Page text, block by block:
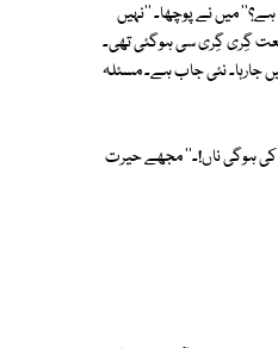
ہے؟'' میں نے پوچھا۔ ''نہیں
گِری گِری سی ہوگئی تھی۔
جارہا۔ نئی جاب ہے۔ مسئلہ
کی ہوگی ناں!۔'' مجھے حیرت